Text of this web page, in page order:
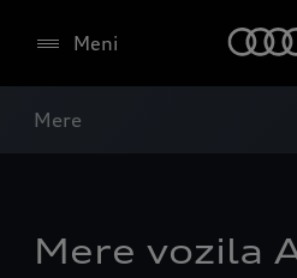
Meni
Mere
Mere vozila